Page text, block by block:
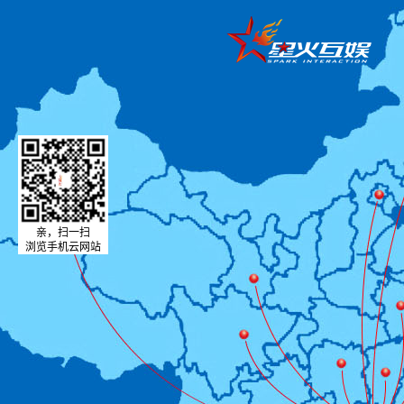
亲，扫一扫
浏览手机云网站